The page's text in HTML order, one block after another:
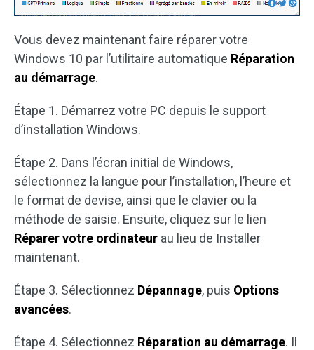
Vous devez maintenant faire réparer votre
Windows 10 par l’utilitaire automatique Réparation
au démarrage.
Étape 1. Démarrez votre PC depuis le support
d’installation Windows.
Étape 2. Dans l’écran initial de Windows,
sélectionnez la langue pour l’installation, l’heure et
le format de devise, ainsi que le clavier ou la
méthode de saisie. Ensuite, cliquez sur le lien
Réparer votre ordinateur au lieu de Installer
maintenant.
Étape 3. Sélectionnez Dépannage, puis Options
avancées.
Étape 4. Sélectionnez Réparation au démarrage. Il